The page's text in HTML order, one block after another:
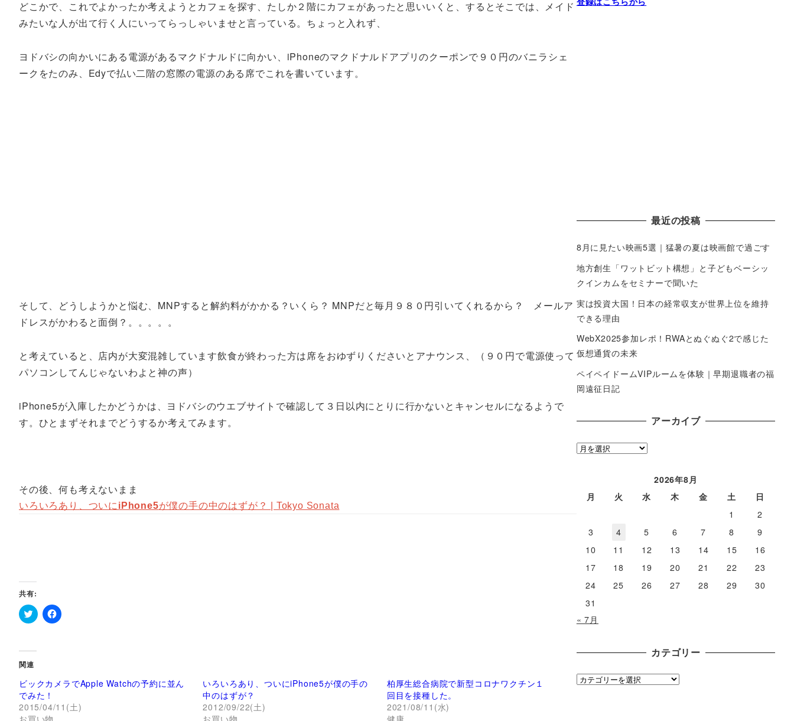
どこかで、これでよかったか考えようとカフェを探す、たしか２階にカフェがあったと思いいくと、するとそこでは、メイド
みたいな人が出て行く人にいってらっしゃいませと言っている。ちょっと入れず、
ヨドバシの向かいにある電源があるマクドナルドに向かい、iPhoneのマクドナルドアプリのクーポンで９０円のバニラシェ
ークをたのみ、Edyで払い二階の窓際の電源のある席でこれを書いています。
そして、どうしようかと悩む、MNPすると解約料がかかる？いくら？ MNPだと毎月９８０円引いてくれるから？ メールア
ドレスがかわると面倒？。。。。。
と考えていると、店内が大変混雑しています飲食が終わった方は席をおゆずりくださいとアナウンス、（９０円で電源使って
パソコンしてんじゃないわよと神の声）
iPhone5が入庫したかどうかは、ヨドバシのウエブサイトで確認して３日以内にとりに行かないとキャンセルになるようで
す。ひとまずそれまでどうするか考えてみます。
その後、何も考えないまま
いろいろあり、ついにiPhone5が僕の手の中のはずが？ | Tokyo Sonata
共有:
ク
し
て
T
i
t
t
e
r
F
で
共
有
す
る
関連
ビックカメラでApple Watchの予約に並ん
でみた！
2015/04/11(土)
いろいろあり、ついにiPhone5が僕の手の
中のはずが？
2012/09/22(土)
柏厚生総合病院で新型コロナワクチン１
回目を接種した。
2021/08/11(水)
最近の投稿
8月に見たい映画5選｜猛暑の夏は映画館で過ごす
地方創生「ワットビット構想」と子どもベーシッ
クインカムをセミナーで聞いた
実は投資大国！日本の経常収支が世界上位を維持
できる理由
WebX2025参加レポ！RWAとぬぐぬぐ2で感じた
仮想通貨の未来
ペイペイドームVIPルームを体験｜早期退職者の福
岡遠征日記
アーカイブ
ア
2026年8月
月
火 水 木 金 土
日
1
2
3
4 5 6 7 8
9
10
11 12 13 14 15
16
17
18 19 20 21 22
23
24
25 26 27 28 29
30
31
« 7月
カテゴリー
カ